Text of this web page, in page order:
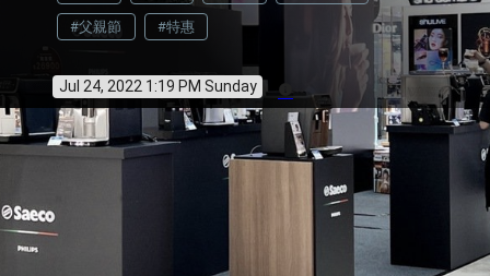
#父親節 #特惠
Jul 24, 2022 1:19 PM Sunday info